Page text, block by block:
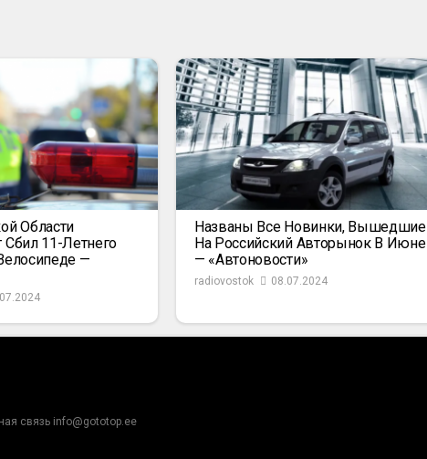
Области
Сбил 11-Летнего
—
Названы Все Новинки, Вышедшие
На Российский Авторынок В Июне
— «Автоновости»
radiovostok 08.07.2024
связь info@gototop.ee